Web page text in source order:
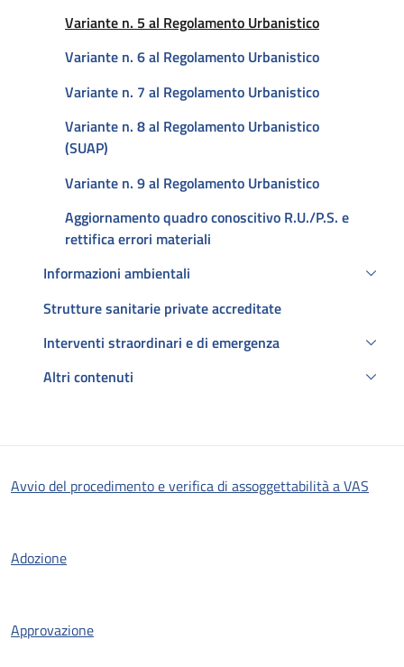
Variante n. 5 al Regolamento Urbanistico
Variante n. 6 al Regolamento Urbanistico
Variante n. 7 al Regolamento Urbanistico
Variante n. 8 al Regolamento Urbanistico
(SUAP)
Variante n. 9 al Regolamento Urbanistico
Aggiornamento quadro conoscitivo R.U./P.S. e
rettifica errori materiali
Informazioni ambientali
Strutture sanitarie private accreditate
Interventi straordinari e di emergenza
Altri contenuti
Descrizione
Avvio del procedimento e verifica di assoggettabilità a VAS
Adozione
Approvazione